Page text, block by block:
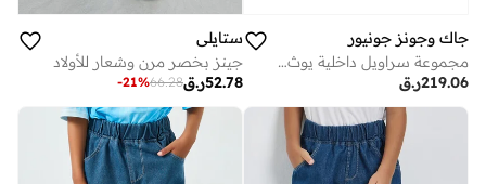
جاك وجونز جونيور
مجموعة سراويل داخلية يوث مكونة من 7 قطع
ر.ق219.06
ستايلي
جينز بخصر مرن وشعار للأولاد
ر.ق52.78
66.28
-21%